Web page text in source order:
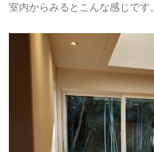
室内からみるとこんな感じです。